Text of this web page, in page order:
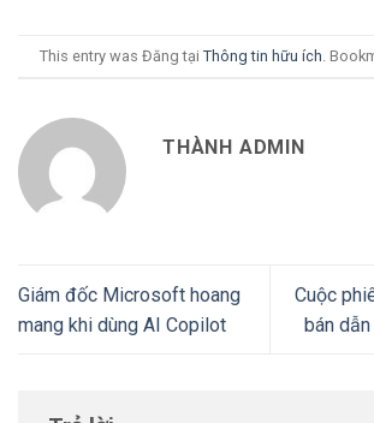
This entry was Đăng tại Thông tin hữu ích .
THÀNH ADMIN
Giám đốc Microsoft hoang
mang khi dùng AI Copilot
Cuộc
bán